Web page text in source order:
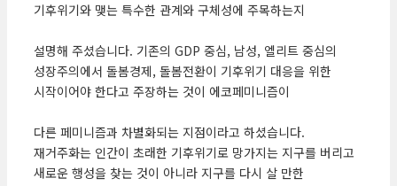
기후위기와 맺는 특수한 관계와 구체성에 주목하는지
설명해 주셨습니다. 기존의 GDP 중심, 남성, 엘리트 중심의
성장주의에서 돌봄경제, 돌봄전환이 기후위기 대응을 위한
시작이어야 한다고 주장하는 것이 에코페미니즘이
다른 페미니즘과 차별화되는 지점이라고 하셨습니다.
재거주화는 인간이 초래한 기후위기로 망가지는 지구를 버리고
새로운 행성을 찾는 것이 아니라 지구를 다시 살 만한